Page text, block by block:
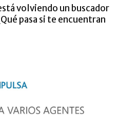
volviendo un buscador
pasa si te encuentran